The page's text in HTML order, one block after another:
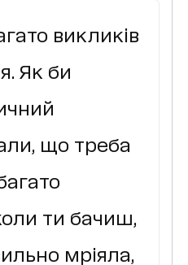
викликів
Як би
що треба
ти бачиш,
мріяла,